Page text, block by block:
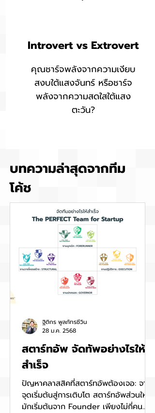
Introvert vs Extrovert
คุณชาร์จพลังจากความเงียบ
สงบใต้แสงจันทร์ หรือชาร์จ
พลังจากความสดใสใต้แสง
ตะวัน?
บทความล่าสุดจากทีม
โค้ช
สตาร์ทอัพ จัดทัพอย่างไรให้
สำเร็จ
ปัญหาคลาสสิคที่สตาร์ทอัพต้องเจอ: จาก
จุดเริ่มต้นสู่การเติบโต สตาร์ทอัพส่วนใหญ่
มักเริ่มต้นจาก Founder เพียงไม่กี่คน...
ฐิติกร พูลภัทรชีวิน
28 ม.ค. 2568